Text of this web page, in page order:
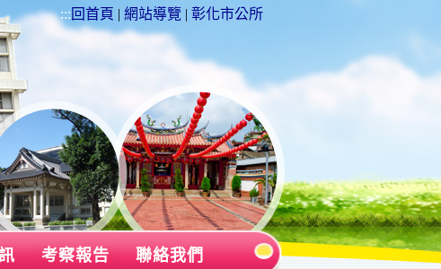
::: 回首頁 | 網站導覽 | 彰化市公所
考察報告 聯絡我們